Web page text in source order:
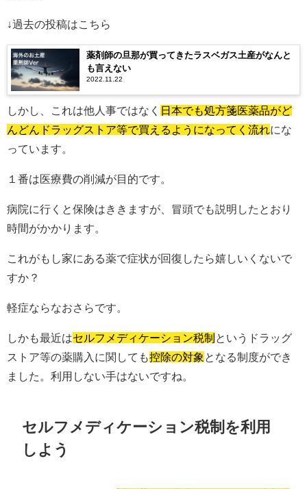
↓過去の投稿はこちら
薬剤師の旦那が買ってきたラスベガス土産がなんと
も言えない
2022.11.22
しかし、これは他人事ではなく 日本でも処方箋医薬品がど
んどんドラッグストア等で買えるようになってく流れ にな
っています。
１番は医療費の削減が目的です。
病院に行くと保険はききますが、冒頭でも説明したとおり
時間がかかります。
これがもし家にある薬で症状が回復したら嬉しいくないで
すか？
軽症ならなおさらです。
しかも最近はセルフメディケーション税制 というドラッグ
ストア等の薬購入に関しても控除の対象 となる制度ができ
ました。利用しない手はないですね。
セルフメディケーション税制を利用
しよう